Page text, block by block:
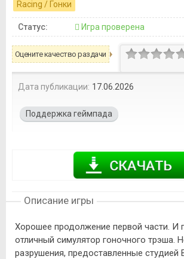
Racing / Гонки
Статус: Игра проверена
Оцените качество раздачи
Дата публикации: 17.06.2026
Поддержка геймпада
Описание игры
Хорошее продолжение первой части. И
отличный симулятор гоночного трэша.
разрушения, предоставленные студией